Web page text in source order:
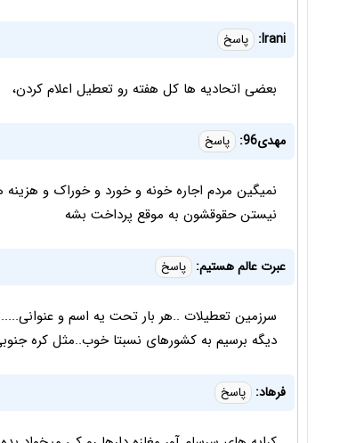
Irani: پاسخ
بعضی اتحادیه ها کل هفته رو تعطیل اعلام کردن،
مهدی96: پاسخ
نمیگین مردم اجاره خونه و خورد و خوراک و
نیستن حقوقشون به موقع پرداخت بشه
عبرت عالم هستیم: پاسخ
دیگه برسیم به کشورهای نسبتا خوب..مثل کره
فرهاد: پاسخ